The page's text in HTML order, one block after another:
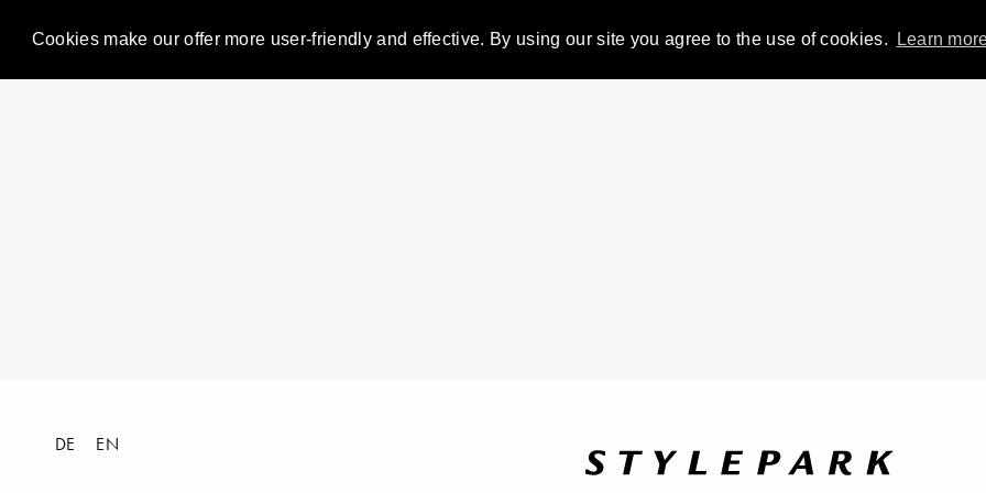
Cookies make our offer more user-friendly and effective. By using our site you agree to the use of cookies. Learn
DE EN